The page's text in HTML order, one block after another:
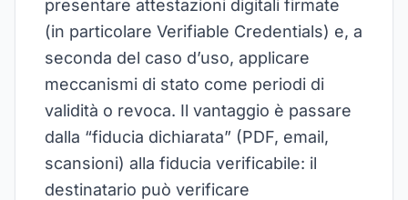
presentare attestazioni digitali firmate
(in particolare Verifiable Credentials) e, a
seconda del caso d’uso, applicare
meccanismi di stato come periodi di
validità o revoca. Il vantaggio è passare
dalla “fiducia dichiarata” (PDF, email,
scansioni) alla fiducia verificabile: il
destinatario può verificare